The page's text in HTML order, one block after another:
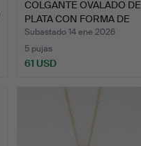
COLGANTE OVALADO DE
PLATA CON FORMA DE
NIÑ…
Subastado 14 ene 2026
5 pujas
61 USD